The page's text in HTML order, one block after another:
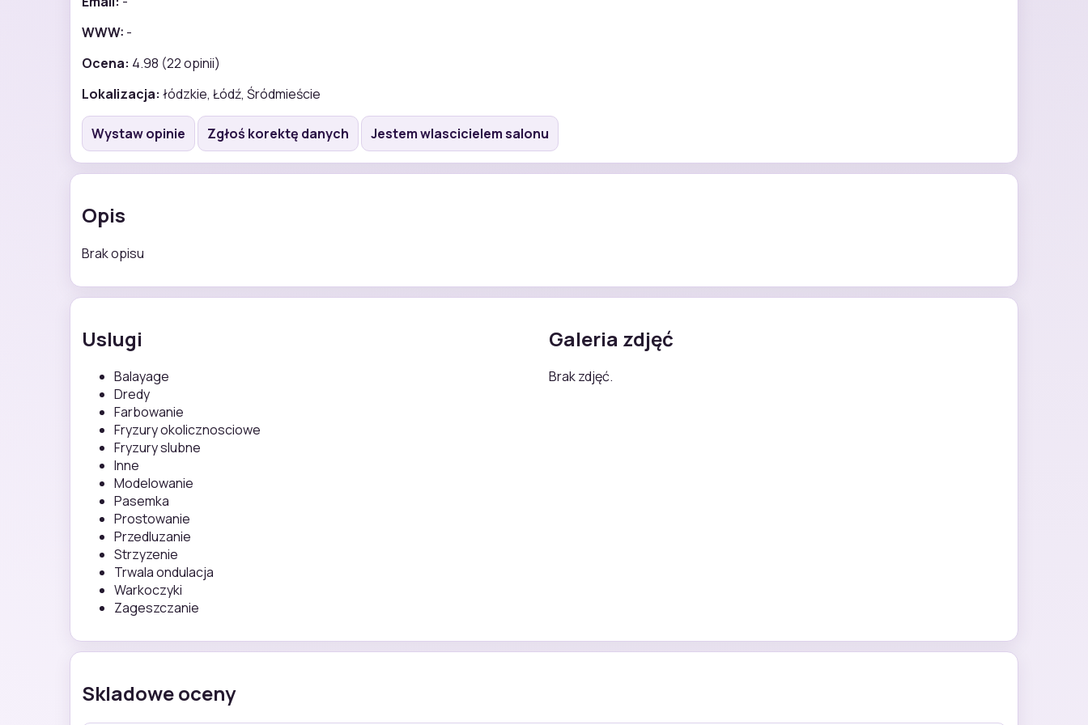
WWW: -
Ocena: 4.98 (22 opinii)
Lokalizacja: łódzkie, Łódź, Śródmieście
Wystaw opinie Zgłoś korektę danych Jestem wlascicielem salonu
Opis
Brak opisu
Uslugi
Balayage
Dredy
Farbowanie
Fryzury okolicznosciowe
Fryzury slubne
Inne
Modelowanie
Pasemka
Prostowanie
Przedluzanie
Strzyzenie
Trwala ondulacja
Warkoczyki
Zageszczanie
Galeria zdjęć
Brak zdjęć.
Skladowe oceny